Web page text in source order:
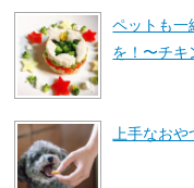
ペットも一
を！〜チキ
上手なお